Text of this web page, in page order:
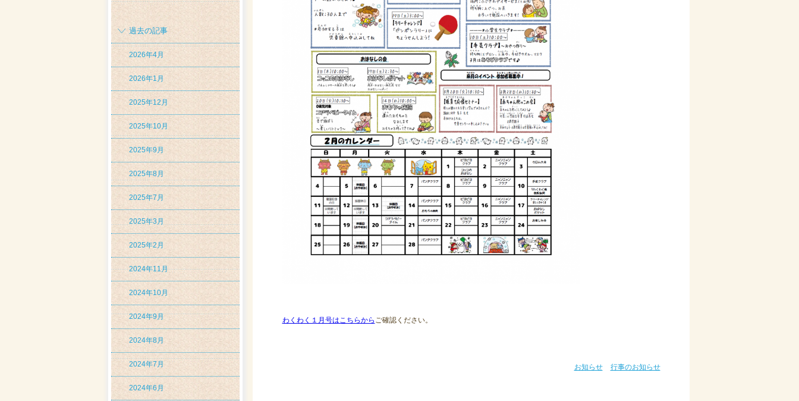
過去の記事
2026年4月
2026年1月
2025年12月
2025年10月
2025年9月
2025年8月
2025年7月
2025年3月
2025年2月
2024年11月
2024年10月
2024年9月
2024年8月
2024年7月
2024年6月
わくわく１月号はこちらから ご確認ください。
お知らせ 行事のお知らせ